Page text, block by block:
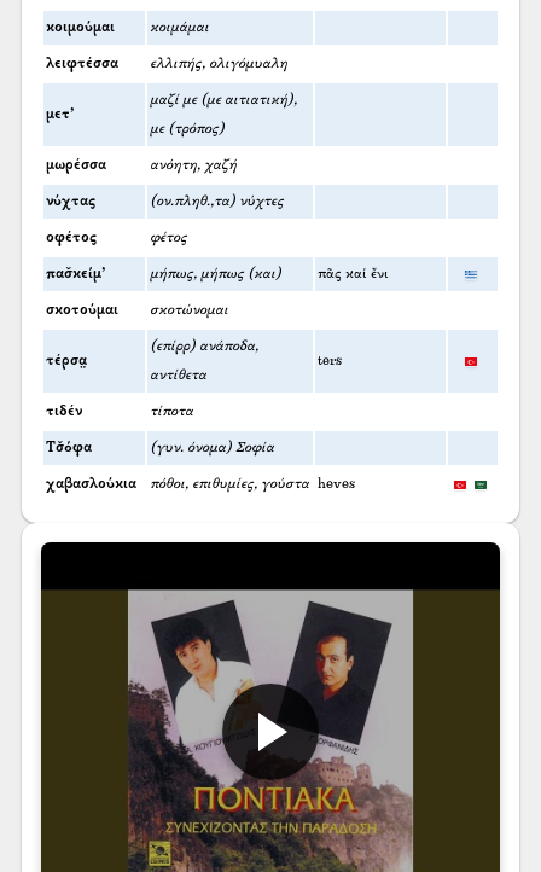
κοιμούμαι κοιμάμαι
λειφτέσσα ελλιπής, ολιγόμυαλη
μετ’
μαζί με (με αιτιατική),
με (τρόπος)
μωρέσσα ανόητη, χαζή
νύχτας (ον.πληθ.,τα) νύχτες
οφέτος φέτος
πασ̌κείμ’ μήπως, μήπως (και) πᾶς καί ἔνι
σκοτούμαι σκοτώνομαι
τέρσα̤
(επίρρ) ανάποδα,
αντίθετα
ters
τιδέν τίποτα
Τσ̌όφα (γυν. όνομα) Σοφία
χαβασλούκια πόθοι, επιθυμίες, γούστα heves